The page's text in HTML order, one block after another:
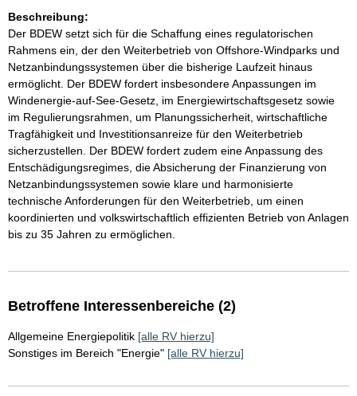
Beschreibung:
Der BDEW setzt sich für die Schaffung eines regulatorischen
Rahmens ein, der den Weiterbetrieb von Offshore-Windparks und
Netzanbindungssystemen über die bisherige Laufzeit hinaus
ermöglicht. Der BDEW fordert insbesondere Anpassungen im
Windenergie-auf-See-Gesetz, im Energiewirtschaftsgesetz sowie
im Regulierungsrahmen, um Planungssicherheit, wirtschaftliche
Tragfähigkeit und Investitionsanreize für den Weiterbetrieb
sicherzustellen. Der BDEW fordert zudem eine Anpassung des
Entschädigungsregimes, die Absicherung der Finanzierung von
Netzanbindungssystemen sowie klare und harmonisierte
technische Anforderungen für den Weiterbetrieb, um einen
koordinierten und volkswirtschaftlich effizienten Betrieb von Anlagen
bis zu 35 Jahren zu ermöglichen.
Betroffene Interessenbereiche (2)
Allgemeine Energiepolitik [alle RV hierzu]
Sonstiges im Bereich "Energie" [alle RV hierzu]